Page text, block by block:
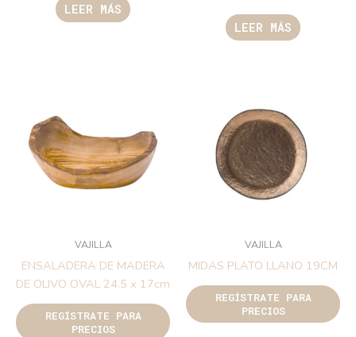
LEER MÁS
LEER MÁS
VAJILLA
ENSALADERA DE MADERA
DE OLIVO OVAL 24.5 x 17cm
REGÍSTRATE PARA
PRECIOS
VAJILLA
MIDAS PLATO LLANO 19CM
REGÍSTRATE PARA
PRECIOS